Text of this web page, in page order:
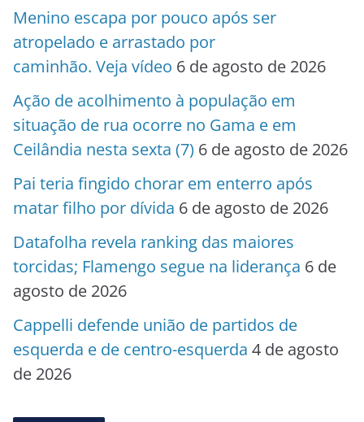
Menino escapa por pouco após ser
atropelado e arrastado por
caminhão. Veja vídeo 6 de agosto de 2026
Ação de acolhimento à população em
situação de rua ocorre no Gama e em
Ceilândia nesta sexta (7) 6 de agosto de 2026
Pai teria fingido chorar em enterro após
matar filho por dívida 6 de agosto de 2026
Datafolha revela ranking das maiores
torcidas; Flamengo segue na liderança 6 de
agosto de 2026
Cappelli defende união de partidos de
esquerda e de centro-esquerda 4 de agosto
de 2026